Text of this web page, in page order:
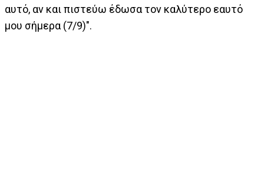
αυτό, αν και πιστεύω έδωσα τον καλύτερο εαυτό
μου σήμερα (7/9)".